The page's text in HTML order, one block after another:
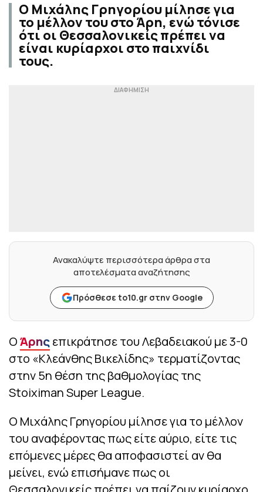
Ο Μιχάλης Γρηγορίου μίλησε για
το μέλλον του στο Άρη, ενώ τόνισε
ότι οι Θεσσαλονικείς πρέπει να
είναι κυρίαρχοι στο παιχνίδι
τους.
Ανακαλύψτε περισσότερα άρθρα στα
αποτελέσματα αναζήτησης
Πρόσθεσε to10.gr στην Google
ΟΆρηςεπικράτησε του Λεβαδειακού με 3-0
στο «Κλεάνθης Βικελίδης» τερματίζοντας
στην 5η θέση της βαθμολογίας της
Stoiximan Super League.
Ο Μιχάλης Γρηγορίου μίλησε για το μέλλον
του αναφέροντας πως είτε αύριο, είτε τις
επόμενες μέρες θα αποφασιστεί αν θα
μείνει, ενώ επισήμανε πως οι